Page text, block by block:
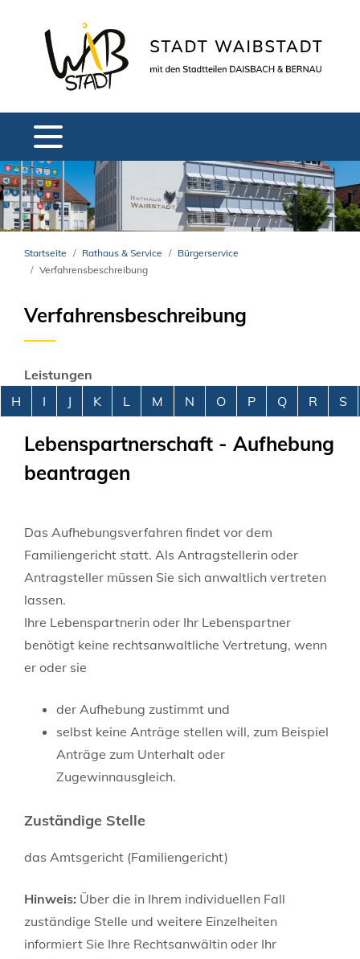
Startseite Rathaus & Service
Bürgerservice
Verfahrensbeschreibung
Verfahrensbeschreibung
Leistungen
Alphabetisches Register überspringen
H I J K L M N O P Q R S
Lebenspartnerschaft - Aufhebung
beantragen
Das Aufhebungsverfahren findet vor dem
Familiengericht statt. Als Antragstellerin oder
Antragsteller müssen Sie sich anwaltlich vertreten
lassen.
Ihre Lebenspartnerin oder Ihr Lebenspartner
benötigt keine rechtsanwaltliche Vertretung, wenn
er oder sie
der Aufhebung zustimmt und
selbst keine Anträge stellen will, zum Beispiel
Anträge zum Unterhalt oder
Zugewinnausgleich.
Zuständige Stelle
das Amtsgericht (Familiengericht)
Hinweis: Über die in Ihrem individuellen Fall
zuständige Stelle und weitere Einzelheiten
informiert Sie Ihre Rechtsanwältin oder Ihr